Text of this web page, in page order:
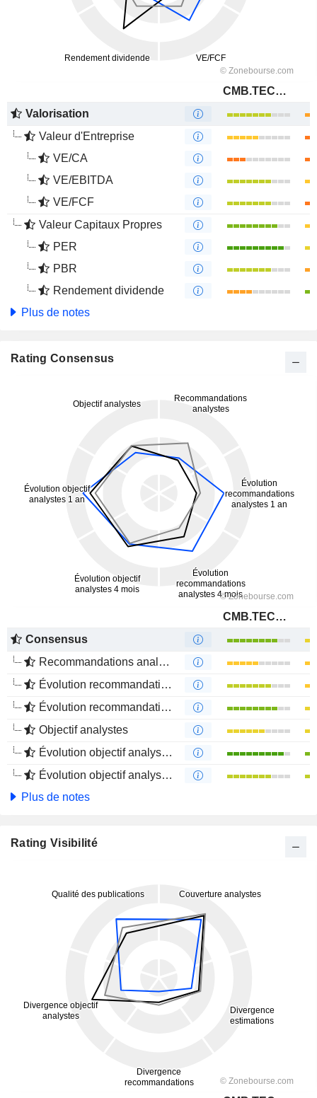
CMB.TECH NV
Valorisation
Valeur d'Entreprise
VE/CA
VE/EBITDA
VE/FCF
Valeur Capitaux Propres
PER
PBR
Rendement dividende
Plus de notes
Rating Consensus
CMB.TECH NV
Consensus
Recommandations analystes
Évolution recommandations analystes 1 an
Évolution recommandations analystes 4 mois
Objectif analystes
Évolution objectif analystes 1 an
Évolution objectif analystes 4 mois
Plus de notes
Rating Visibilité